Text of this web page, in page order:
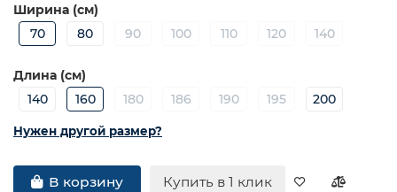
Ширина (см)
70
80 90 100 110 120 140
Длина (см)
140
160 180 186 190 195 200
Нужен другой размер?
В корзину Купить в 1 клик